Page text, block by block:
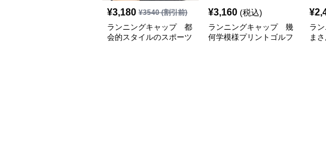
¥3,180 ¥3540(割引前)
ランニングキャップ 都
会的スタイルのスポーツ
¥3,160 (税込)
ランニングキャップ 幾
何学模様プリントゴルフ
¥
ラ
ま